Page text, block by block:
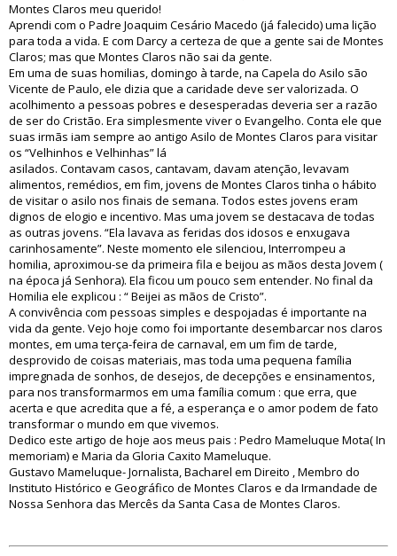
Montes Claros meu querido!
Aprendi com o Padre Joaquim Cesário Macedo (já falecido) uma lição
para toda a vida. E com Darcy a certeza de que a gente sai de Montes
Claros; mas que Montes Claros não sai da gente.
Em uma de suas homilias, domingo à tarde, na Capela do Asilo são
Vicente de Paulo, ele dizia que a caridade deve ser valorizada. O
acolhimento a pessoas pobres e desesperadas deveria ser a razão
de ser do Cristão. Era simplesmente viver o Evangelho. Conta ele que
suas irmãs iam sempre ao antigo Asilo de Montes Claros para visitar
os “Velhinhos e Velhinhas” lá
asilados. Contavam casos, cantavam, davam atenção, levavam
alimentos, remédios, em fim, jovens de Montes Claros tinha o hábito
de visitar o asilo nos finais de semana. Todos estes jovens eram
dignos de elogio e incentivo. Mas uma jovem se destacava de todas
as outras jovens. “Ela lavava as feridas dos idosos e enxugava
carinhosamente”. Neste momento ele silenciou, Interrompeu a
homilia, aproximou-se da primeira fila e beijou as mãos desta Jovem (
na época já Senhora). Ela ficou um pouco sem entender. No final da
Homilia ele explicou : “ Beijei as mãos de Cristo”.
A convivência com pessoas simples e despojadas é importante na
vida da gente. Vejo hoje como foi importante desembarcar nos claros
montes, em uma terça-feira de carnaval, em um fim de tarde,
desprovido de coisas materiais, mas toda uma pequena família
impregnada de sonhos, de desejos, de decepções e ensinamentos,
para nos transformarmos em uma família comum : que erra, que
acerta e que acredita que a fé, a esperança e o amor podem de fato
transformar o mundo em que vivemos.
Dedico este artigo de hoje aos meus pais : Pedro Mameluque Mota( In
memoriam) e Maria da Gloria Caxito Mameluque.
Gustavo Mameluque- Jornalista, Bacharel em Direito , Membro do
Instituto Histórico e Geográfico de Montes Claros e da Irmandade de
Nossa Senhora das Mercês da Santa Casa de Montes Claros.